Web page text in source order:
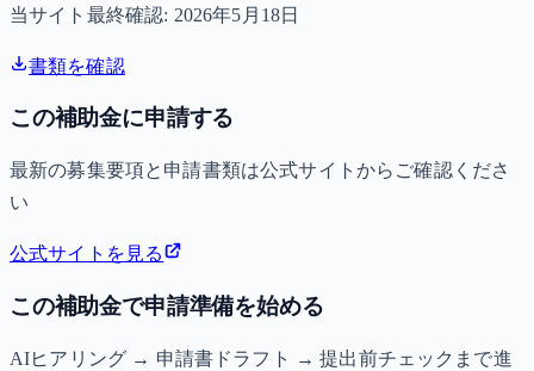
当サイト最終確認: 2026年5月18日
書類を確認
この補助金に申請する
最新の募集要項と申請書類は公式サイトからご確認くださ
い
公式サイトを見る
この補助金で申請準備を始める
AIヒアリング → 申請書ドラフト → 提出前チェックまで進